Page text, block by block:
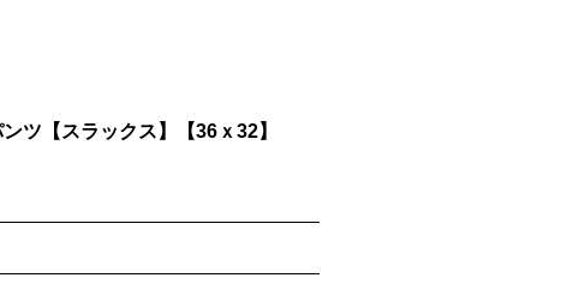
ツ【スラックス】【36ｘ32】